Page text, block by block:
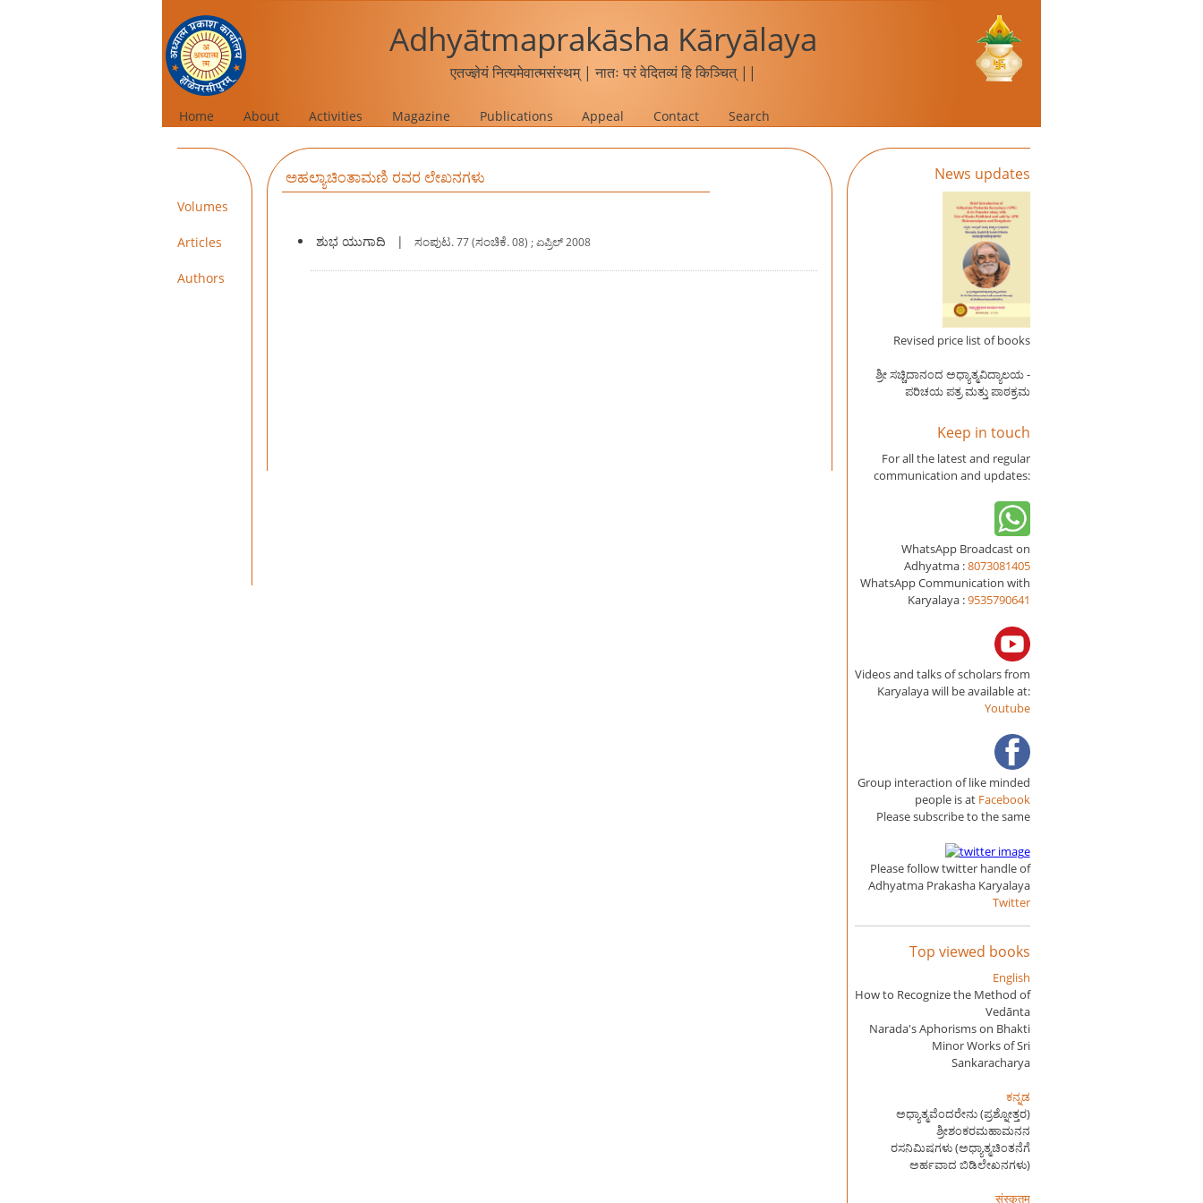
Adhyātmaprakāsha Kāryālaya
एतज्ज्ञेयं नित्यमेवात्मसंस्थम् | नातः परं वेदितव्यं हि किञ्चित् ||
Home About Activities Magazine Publications Appeal Contact Search
Volumes
Articles
Authors
ಅಹಲ್ಯಾಚಿಂತಾಮಣಿ ರವರ ಲೇಖನಗಳು
ಶುಭ ಯುಗಾದಿ | ಸಂಪುಟ.77 (ಸಂಚಿಕೆ.08) ; ಏಪ್ರಿಲ್‍ 2008
News updates
Revised price list of books
ಶ್ರೀ ಸಚ್ಚಿದಾನಂದ ಅಧ್ಯಾತ್ಮವಿದ್ಯಾಲಯ -
ಪರಿಚಯ ಪತ್ರ ಮತ್ತು ಪಾಠಕ್ರಮ
Keep in touch
For all the latest and regular
communication and updates:
WhatsApp Broadcast on
Adhyatma :8073081405
WhatsApp Communication with
Karyalaya :9535790641
Videos and talks of scholars from
Karyalaya will be available at:
Youtube
Group interaction of like minded
people is at Facebook
Please subscribe to the same
Please follow twitter handle of
Adhyatma Prakasha Karyalaya
Twitter
Top viewed books
English
How to Recognize the Method of
Vedānta
Narada's Aphorisms on Bhakti
Minor Works of Sri
Sankaracharya
ಕನ್ನಡ
ಅಧ್ಯಾತ್ಮವೆಂದರೇನು (ಪ್ರಶ್ನೋತ್ತರ)
ಶ್ರೀಶಂಕರಮಹಾಮನನ
ರಸನಿಮಿಷಗಳು (ಅಧ್ಯಾತ್ಮಚಿಂತನೆಗೆ
ಅರ್ಹವಾದ ಬಿಡಿಲೇಖನಗಳು)
संस्कृतम्